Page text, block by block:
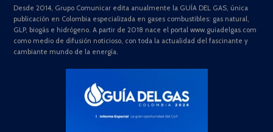
Desde 2014, Grupo Comunicar edita anualmente la GUÍA DEL GAS, única
publicación en Colombia especializada en gases combustibles: gas natural,
GLP, biogás e hidrógeno. A partir de 2018 nace el portal www.guiadelgas.com
como medio de difusión noticioso, con toda la actualidad del fascinante y
cambiante mundo de la energía.